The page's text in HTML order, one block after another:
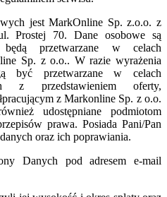
jest MarkOnline Sp. z.o.o. z
Prostej 70. Dane osobowe są
przetwarzane w celach
Sp. z o.o.. W razie wyrażenia
być przetwarzane w celach
z przedstawieniem oferty,
z Markonline Sp. z o.o.
udostępniane podmiotom
prawa. Posiada Pani/Pan
oraz ich poprawiania.
Danych pod adresem e-mail